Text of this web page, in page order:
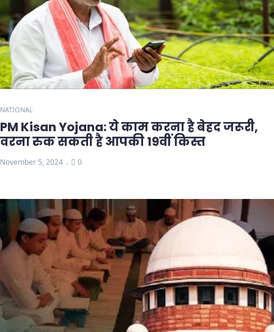
NATIONAL
PM Kisan Yojana: ये काम करना है बेहद जरूरी,
वरना रुक सकती है आपकी 19वीं किस्त
November 5, 2024 0